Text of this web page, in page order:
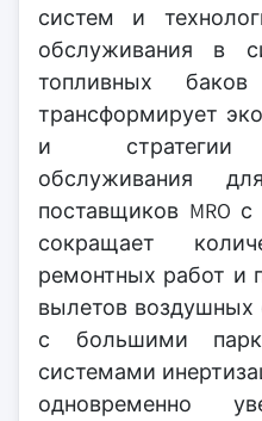
систем и
обслуживания в
топливных
трансформирует
и стратегии
обслуживания
поставщиков MRO
сокращает
ремонтных работ и
вылетов воздушных
с большими
системами
одновременно